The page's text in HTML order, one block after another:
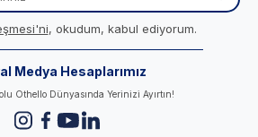
, okudum, kabul ediyorum.
Medya Hesaplarımız
Othello Dünyasında Yerinizi Ayırtın!